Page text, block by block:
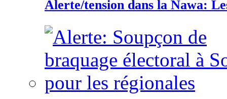
Alerte/tension dans la Nawa: